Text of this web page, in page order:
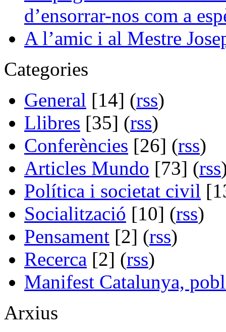
d’ensorrar-nos com a
A l’amic i al Mestre
Categories
General [14] (rss)
Llibres [35] (rss)
Conferències [26] (rss)
Articles Mundo [73] (rss
Política i societat civil
Socialització [10] (rss)
Pensament [2] (rss)
Recerca [2] (rss)
Manifest Catalunya,
Arxius